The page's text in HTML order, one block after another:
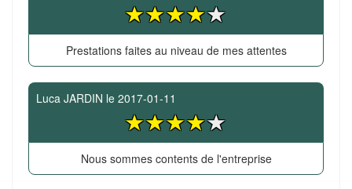
Prestations faites au niveau de mes attentes
Luca JARDIN le 2017-01-11
Nous sommes contents de l'entreprise